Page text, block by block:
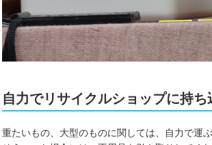
自力でリサイクルショップに持
重たいもの、大型のものに関しては、自力で運